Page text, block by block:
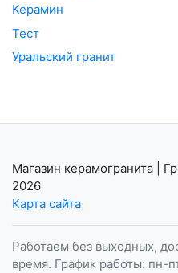
Керамин
Тест
Уральский гранит
Магазин керамогранита |
2026
Карта сайта
Работаем без выходных,
время. График работы: пн-